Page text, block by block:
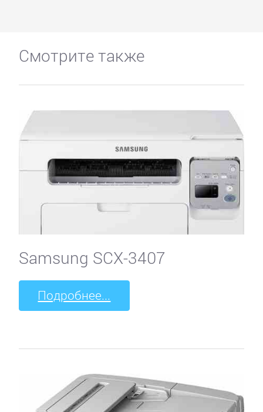
Смотрите также
Samsung SCX-3407
Подробнее...